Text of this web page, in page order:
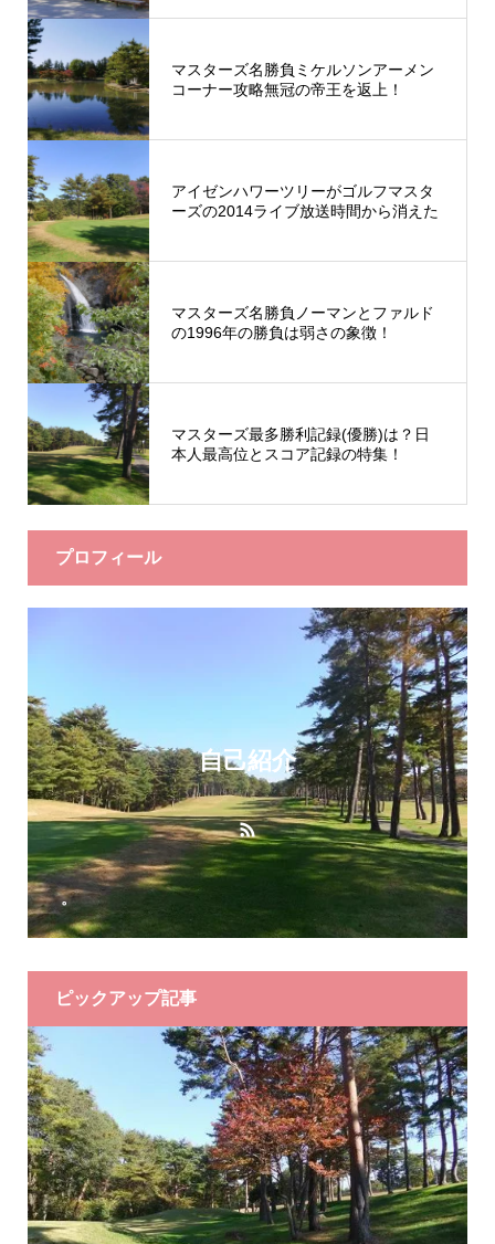
マスターズ名勝負ミケルソンアーメン
コーナー攻略無冠の帝王を返上！
アイゼンハワーツリーがゴルフマスタ
ーズの2014ライブ放送時間から消えた
マスターズ名勝負ノーマンとファルド
の1996年の勝負は弱さの象徴！
マスターズ最多勝利記録(優勝)は？日
本人最高位とスコア記録の特集！
プロフィール
自己紹介
。
ピックアップ記事